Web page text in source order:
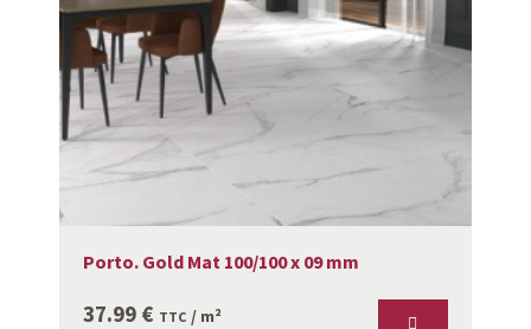
Porto. Gold Mat 100/100 x 09 mm
37.99 € TTC / m²